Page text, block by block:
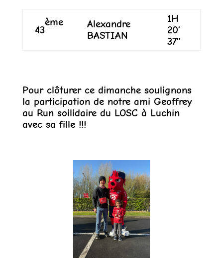
43
ème
Alexandre
BASTIAN
1H
20’
37’’
Pour clôturer ce dimanche soulignons
la participation de notre ami Geoffrey
au Run soilidaire du LOSC à Luchin
avec sa fille !!!